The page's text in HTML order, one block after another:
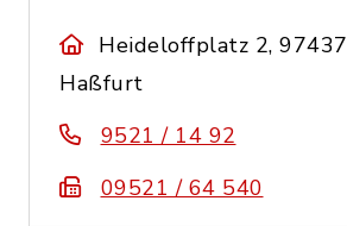
Heideloffplatz 2, 97437
Haßfurt
9521 / 14 92
09521 / 64 540